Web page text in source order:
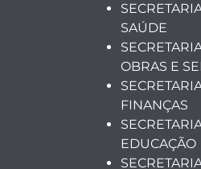
SAÚDE
OBRAS E
FINANÇAS
EDUCAÇÃO